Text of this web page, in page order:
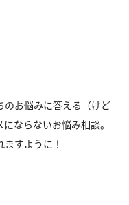
のお悩みに答える（けど
ならないお悩み相談。
すように！